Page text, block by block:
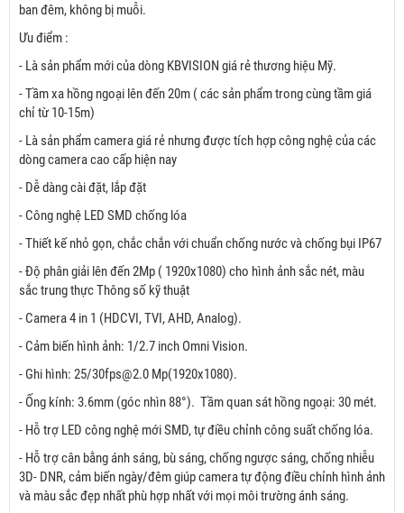
ban đêm, không bị muỗi.
Ưu điểm :
- Là sản phẩm mới của dòng KBVISION giá rẻ thương hiệu Mỹ.
- Tầm xa hồng ngoại lên đến 20m ( các sản phẩm trong cùng tầm giá
chỉ từ 10-15m)
- Là sản phẩm camera giá rẻ nhưng được tích hợp công nghệ của các
dòng camera cao cấp hiện nay
- Dễ dàng cài đặt, lắp đặt
- Công nghệ LED SMD chống lóa
- Thiết kế nhỏ gọn, chắc chắn với chuẩn chống nước và chống bụi IP67
- Độ phân giải lên đến 2Mp ( 1920x1080) cho hình ảnh sắc nét, màu
sắc trung thực Thông số kỹ thuật
- Camera 4 in 1 (HDCVI, TVI, AHD, Analog).
- Cảm biến hình ảnh: 1/2.7 inch Omni Vision.
- Ghi hình: 25/30fps@2.0 Mp(1920x1080).
- Ống kính: 3.6mm (góc nhìn 88°). Tầm quan sát hồng ngoại: 30 mét.
- Hỗ trợ LED công nghệ mới SMD, tự điều chỉnh công suất chống lóa.
- Hỗ trợ cân bằng ánh sáng, bù sáng, chống ngược sáng, chống nhiễu
3D- DNR, cảm biến ngày/đêm giúp camera tự động điều chỉnh hình ảnh
và màu sắc đẹp nhất phù hợp nhất với mọi môi trường ánh sáng.